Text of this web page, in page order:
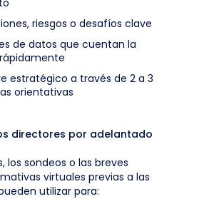
riesgos o desafíos clave
de datos que cuentan la
estratégico a través de 2 a 3
orientativas
directores por adelantado
los sondeos o las breves
virtuales previas a las
utilizar para: